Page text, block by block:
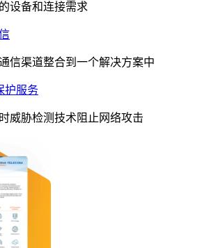
设备和连接需求
信渠道整合到一个解决方案中
护服务
威胁检测技术阻止网络攻击